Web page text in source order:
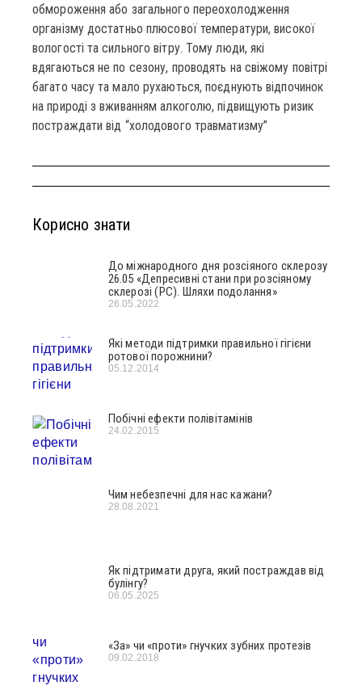
обмороження або загального переохолодження
організму достатньо плюсової температури, високої
вологості та сильного вітру. Тому люди, які
вдягаються не по сезону, проводять на свіжому повітрі
багато часу та мало рухаються, поєднують відпочинок
на природі з вживанням алкоголю, підвищують ризик
постраждати від “холодового травматизму”
Корисно знати
До міжнародного дня розсіяного склерозу
26.05 «Депресивні стани при розсіяному
склерозі (РС). Шляхи подолання»
26.05.2022
Які методи підтримки правильної гігієни
ротової порожнини?
05.12.2014
Побічні ефекти полівітамінів
24.02.2015
Чим небезпечні для нас кажани?
28.08.2021
Як підтримати друга, який постраждав від
булінгу?
06.05.2025
«За» чи «проти» гнучких зубних протезів
09.02.2018